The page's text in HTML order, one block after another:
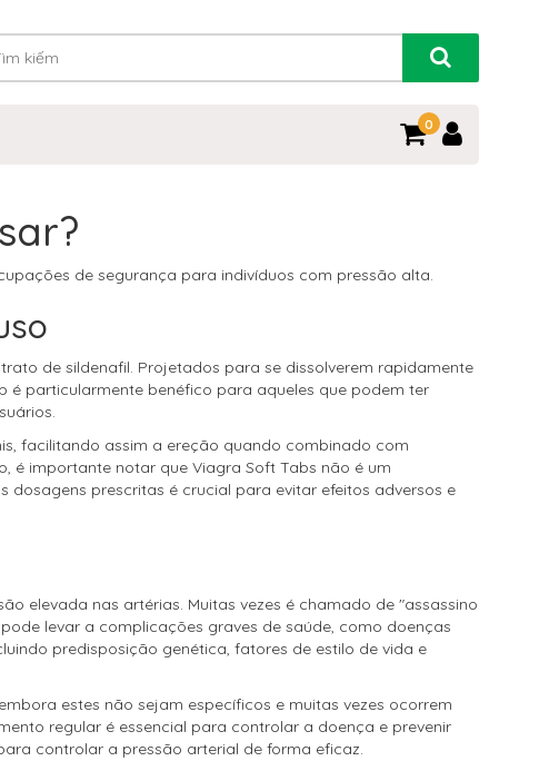
0
de segurança para indivíduos com pressão alta.
de sildenafil. Projetados para se dissolverem rapidamente
particularmente benéfico para aqueles que podem ter
facilitando assim a ereção quando combinado com
é importante notar que Viagra Soft Tabs não é um
prescritas é crucial para evitar efeitos adversos e
elevada nas artérias. Muitas vezes é chamado de "assassino
levar a complicações graves de saúde, como doenças
predisposição genética, fatores de estilo de vida e
estes não sejam específicos e muitas vezes ocorrem
regular é essencial para controlar a doença e prevenir
controlar a pressão arterial de forma eficaz.